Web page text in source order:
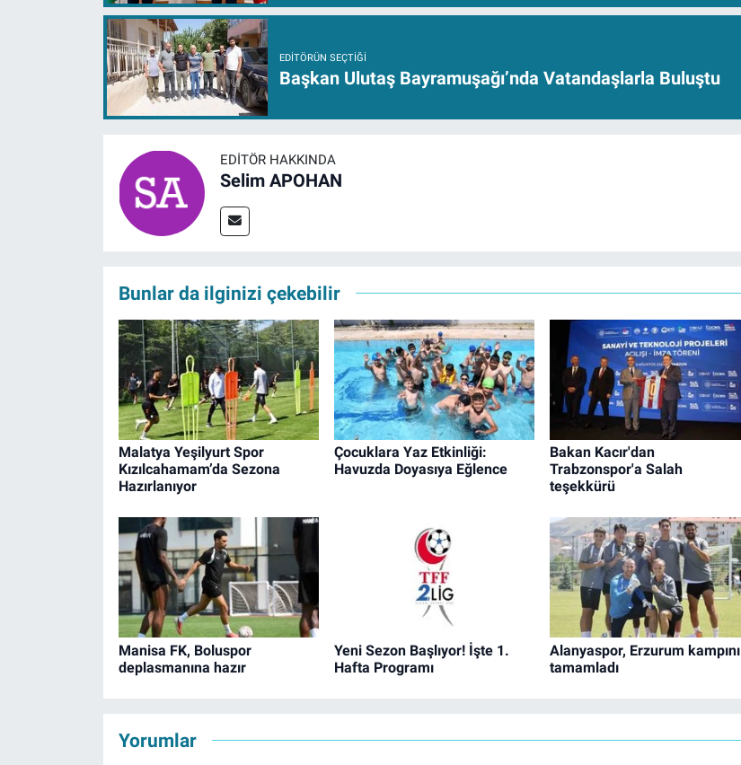
EDITÖRÜN SEÇTIĞI
Başkan Ulutaş Bayramuşağı’nda Vatandaşlarla Buluştu
EDITÖR HAKKINDA
Selim APOHAN
Bunlar da ilginizi çekebilir
Malatya Yeşilyurt Spor
Kızılcahamam’da Sezona
Hazırlanıyor
Çocuklara Yaz Etkinliği:
Havuzda Doyasıya Eğlence
Bakan Kacır'dan
Trabzonspor'a Salah
teşekkürü
Manisa FK, Boluspor
deplasmanına hazır
Yeni Sezon Başlıyor! İşte 1.
Hafta Programı
Alanyaspor, Erzurum kampını
tamamladı
Yorumlar